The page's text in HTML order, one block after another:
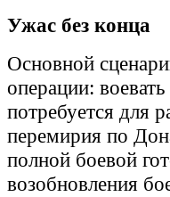
Ужас без конца
Основной
операции:
потребуется для
перемирия по
полной боевой
возобновления